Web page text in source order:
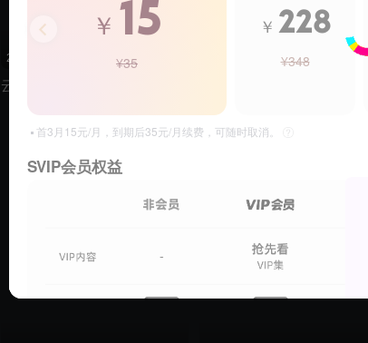
26话全
云深不知梦
VIP
￥ 15
¥35
￥ 228
¥348
首3月15元/月，到期后35元/月续费，可随时取消。
SVIP会员权益